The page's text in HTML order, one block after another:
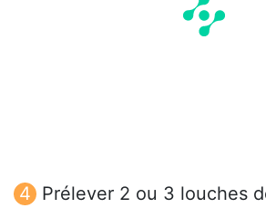
Prélever 2 ou 3 louches